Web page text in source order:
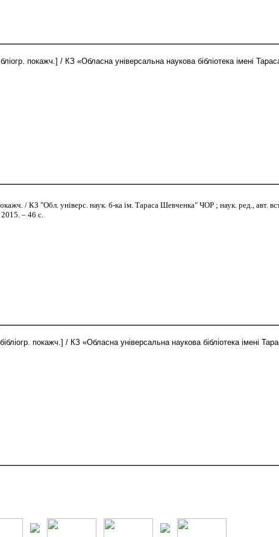
покажч.] / КЗ «Обласна універсальна наукова бібліотека імені
/ КЗ "Обл. універс. наук. б-ка ім. Тараса Шевченка" ЧОР ; наук. ред., авт.
– 46 с.
покажч.] / КЗ «Обласна універсальна наукова бібліотека імені